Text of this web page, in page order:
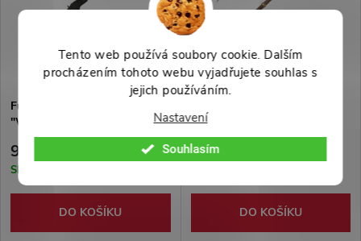
Tento web používá soubory cookie. Dalším
procházením tohoto webu vyjadřujete souhlas s
jejich používáním.
Nastavení
Souhlasím
Funkční replika zbraně
"WINCHESTER 1873"
9 999 Kč
Skladem
DO KOŠÍKU
pušky "1806 Napoleon" s
bajonetem
7 999 Kč
DO KOŠÍKU